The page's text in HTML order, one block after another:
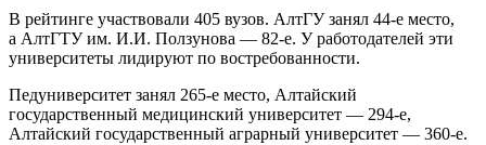
В рейтинге участвовали 405 вузов. АлтГУ занял 44-е место,
а АлтГТУ им. И.И. Ползунова — 82-е. У работодателей эти
университеты лидируют по востребованности.
Педуниверситет занял 265-е место, Алтайский
государственный медицинский университет — 294-е,
Алтайский государственный аграрный университет — 360-е.